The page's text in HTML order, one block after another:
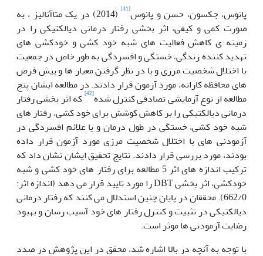
پانوس، جکسون، حسن و پانوس[41]
(2014) در یک متاآنالیز ، به
صورت کمی و کیفی، اثر بخشی رفتار درمانی دیالکتیکی را در
زمینه ی کاهش فعالیت های شبه خود کشی و خودکشی های
تهدید کننده زندگی، خستگی و افسردگی به طور خاص در جمعیت
با اختلال شخصیت مرزی و با در نظر گرفتن معیار ها و پیش فرض
های محافظه کارانه، مورد آزمون قرار دادند. در مطالعه ایشان پنج
مطالعه از نوع آزمایشی تصادفی کنترل شده[42]
که اثر بخشی رفتار
درمانی دیالکتیکی را بر کاهش کوشش برای خود کشی، رفتار های
شبه خود کشی، خستگی در طول درمان و یا علائم افسردگی در
آزمودنی های با اختلال شخصیت مرزی مورد آزمون قرار داده
بودند، مورد بررسی قرار دادند. نتایج تحقیق ایشان نشان داد که
ترکیب اندازه های اثر 5 مطالعه برای رفتار های خود کشی و شبه
خودکشی، اثر بخشی DBT را مورد تایید قرار می دهد (اندازه اثر:
662/0). محققان در پایان چنین استدلال می کنند که رفتار درمانی
دیالکتیکی در تثبیت و کنترل رفتار های خود آسیب رسان و بهبود
رضایت آزمودنی ها موثر است.
با توجه به آنچه در بالا اشاره شد، محقق در این پژوهش در صدد